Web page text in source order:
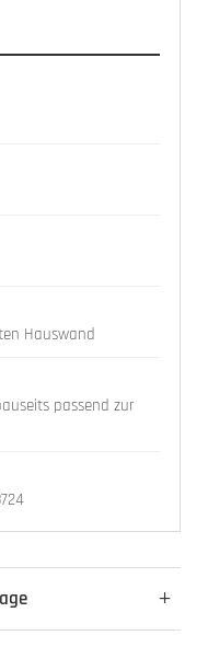
Hauswand
passend zur